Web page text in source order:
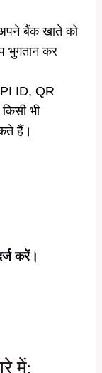
बैंक खाते को
भुगतान कर
ID, QR
भी
हैं।
करें।
में: